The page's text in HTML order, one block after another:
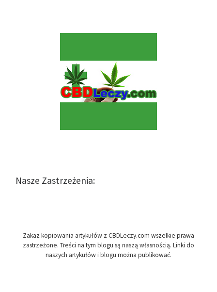
Nasze Zastrzeżenia:
Zakaz kopiowania artykułów z CBDLeczy.com wszelkie prawa
zastrzeżone. Treści na tym blogu są naszą własnością. Linki do
naszych artykułów i blogu można publikować.